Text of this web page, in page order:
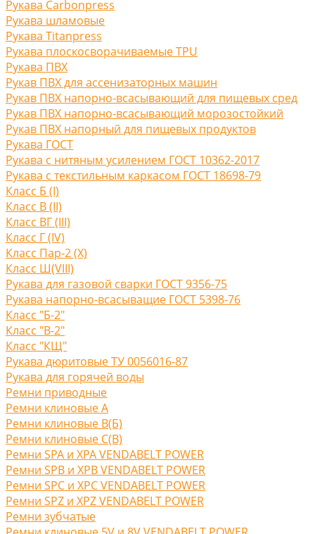
Рукава Carbonpress
Рукава шламовые
Рукава Titanpress
Рукава плоскосворачиваемые TPU
Рукава ПВХ
Рукав ПВХ для ассенизаторных машин
Рукав ПВХ напорно-всасывающий для пищевых сред
Рукав ПВХ напорно-всасывающий морозостойкий
Рукав ПВХ напорный для пищевых продуктов
Рукава ГОСТ
Рукава с нитяным усилением ГОСТ 10362-2017
Рукава с текстильным каркасом ГОСТ 18698-79
Класс Б (I)
Класс В (II)
Класс ВГ (III)
Класс Г (IV)
Класс Пар-2 (X)
Класс Ш(VIII)
Рукава для газовой сварки ГОСТ 9356-75
Рукава напорно-всасыващие ГОСТ 5398-76
Класс "Б-2"
Класс "В-2"
Класс "КЩ"
Рукава дюритовые ТУ 0056016-87
Рукава для горячей воды
Ремни приводные
Ремни клиновые A
Ремни клиновые В(Б)
Ремни клиновые С(B)
Ремни SPA и XPA VENDABELT POWER
Ремни SPB и XPB VENDABELT POWER
Ремни SPC и XPC VENDABELT POWER
Ремни SPZ и XPZ VENDABELT POWER
Ремни зубчатые